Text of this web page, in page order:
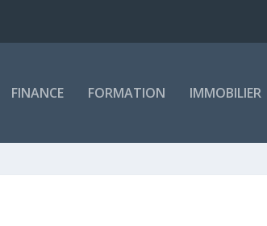
FINANCE FORMATION IMMOBILIER